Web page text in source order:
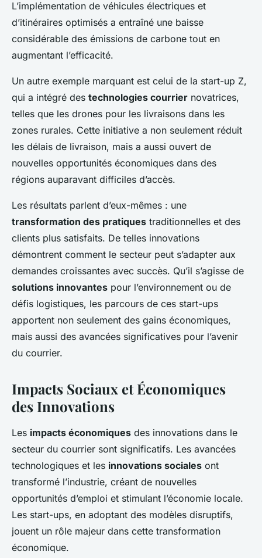
L’implémentation de véhicules électriques et
d’itinéraires optimisés a entraîné une baisse
considérable des émissions de carbone tout en
augmentant l’efficacité.
Un autre exemple marquant est celui de la start-up Z,
qui a intégré des technologies courrier novatrices,
telles que les drones pour les livraisons dans les
zones rurales. Cette initiative a non seulement réduit
les délais de livraison, mais a aussi ouvert de
nouvelles opportunités économiques dans des
régions auparavant difficiles d’accès.
Les résultats parlent d’eux-mêmes : une
transformation des pratiques traditionnelles et des
clients plus satisfaits. De telles innovations
démontrent comment le secteur peut s’adapter aux
demandes croissantes avec succès. Qu’il s’agisse de
solutions innovantes pour l’environnement ou de
défis logistiques, les parcours de ces start-ups
apportent non seulement des gains économiques,
mais aussi des avancées significatives pour l’avenir
du courrier.
Impacts Sociaux et Économiques
des Innovations
Les impacts économiques des innovations dans le
secteur du courrier sont significatifs. Les avancées
technologiques et les innovations sociales ont
transformé l’industrie, créant de nouvelles
opportunités d’emploi et stimulant l’économie locale.
Les start-ups, en adoptant des modèles disruptifs,
jouent un rôle majeur dans cette transformation
économique.